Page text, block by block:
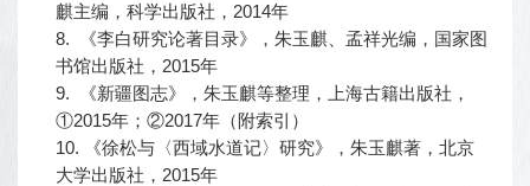
麒主编，科学出版社，2014年
8. 《李白研究论著目录》，朱玉麒、孟祥光编，国家图
书馆出版社，2015年
9. 《新疆图志》，朱玉麒等整理，上海古籍出版社，
①2015年；②2017年（附索引）
10. 《徐松与〈西域水道记〉研究》，朱玉麒著，北京
大学出版社，2015年